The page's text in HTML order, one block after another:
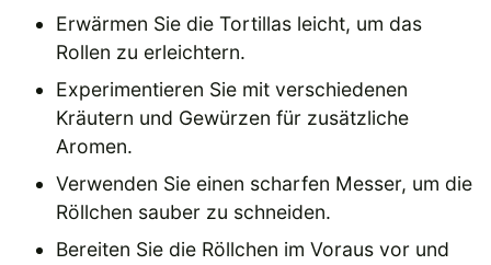
Erwärmen Sie die Tortillas leicht, um das
Rollen zu erleichtern.
Experimentieren Sie mit verschiedenen
Kräutern und Gewürzen für zusätzliche
Aromen.
Verwenden Sie einen scharfen Messer, um die
Röllchen sauber zu schneiden.
Bereiten Sie die Röllchen im Voraus vor und